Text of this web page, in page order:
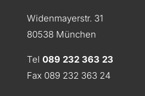
Widenmayerstr. 31
80538 München
Tel 089 232 363 23
Fax 089 232 363 24